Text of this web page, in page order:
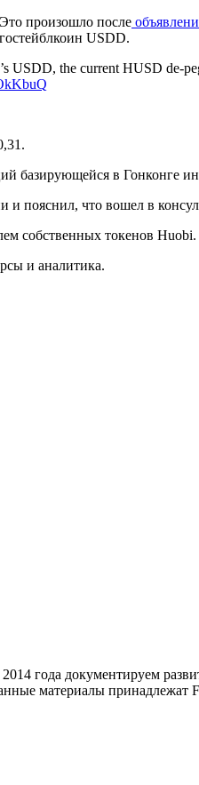
произошло после
USDD.
USDD, the current HUSD de-
базирующейся в Гонконге
пояснил, что вошел в
собственных токенов Huobi.
и аналитика.
года документируем
материалы принадлежат